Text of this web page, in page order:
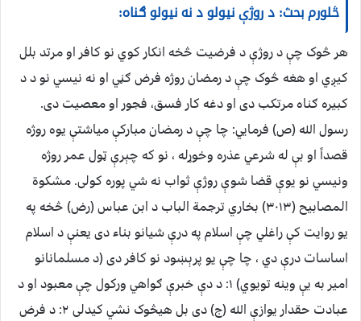
څلورم بحث: د روژې نیولو د نه نیولو ګناه:
هر څوک چې د روژې د فرضیت څخه انکار کوي نو کافر او مرتد بلل
کیږي او هغه څوک چې د رمضان روژه فرض ګڼي او نه نیسي نو د د
کبیره ګناه مرتکب دی او دغه کار فسق، فجور او معصیت دی.
رسول الله (ص) فرمايي: چا چې د رمضان مبارکې میاشتې یوه روژه
قصداً او بې له شرعي عذره وخوړله ، نو که چېرې ټول عمر روژه
ونیسي نو یوې قضا شوې روژې ثواب نه شي پوره کولی. مشکوة
المصابیح (۳۰۱۳) بخاري ترجمة الباب د ابن عباس (رض) څخه په
یو روایت کې راغلي چې اسلام په درې شیانو بناء دی یعنې د اسلام
اساسات درې دي ، چا چې یو پرېښود نو کافر دی (د مسلمانانو
امیر به یې وینه تویوي) ۱: د دې خبرې ګواهي ورکول چې معبود او د
عبادت حقدار یوازې الله (ج) دی بل هیڅوک نشي کیدلی ۲: د فرض